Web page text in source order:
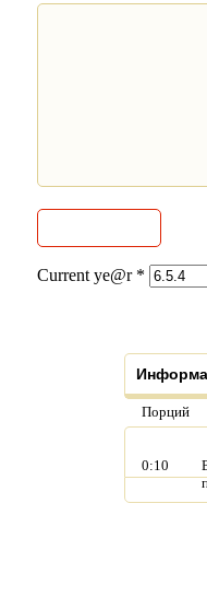
Current ye@r *
Порций
0:10